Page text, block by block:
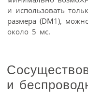
и использовать
размера (DM1),
около 5 мс.
и